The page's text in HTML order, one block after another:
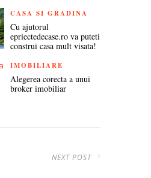
CASA SI GRADINA
Cu ajutorul
epriectedecase.ro va puteti
construi casa mult visata!
IMOBILIARE
Alegerea corecta a unui
broker imobiliar
NEXT POST